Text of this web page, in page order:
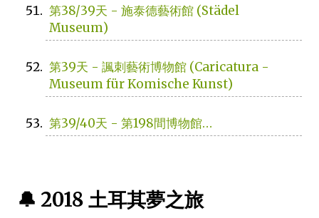
第38/39天 - 施泰德藝術館 (Städel
Museum)
第39天 - 諷刺藝術博物館 (Caricatura -
Museum für Komische Kunst)
第39/40天 - 第198間博物館…
🔔 2018 土耳其夢之旅